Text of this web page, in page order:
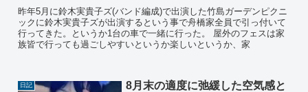
昨年5月に鈴木実貴子ズ(バンド編成)で出演した竹島ガーデンピクニ
ックに鈴木実貴子ズが出演するという事で舟橋家全員で引っ付いて
行ってきた。というか1台の車で一緒に行った。 屋外のフェスは家
族皆で行っても過ごしやすいというか楽しいというか、家
日記
8月末の適度に弛緩した空気感と